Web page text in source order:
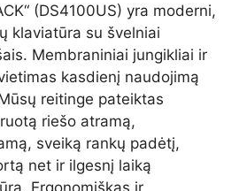
(DS4100US) yra moderni,
klaviatūra su švelniai
Membraniniai jungikliai ir
kasdienį naudojimą
reitinge pateiktas
riešo atramą,
sveiką rankų padėtį,
net ir ilgesnį laiką
Ergonomiškas ir